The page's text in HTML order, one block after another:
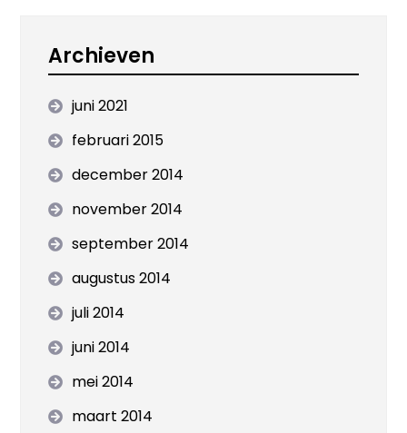
Archieven
juni 2021
februari 2015
december 2014
november 2014
september 2014
augustus 2014
juli 2014
juni 2014
mei 2014
maart 2014